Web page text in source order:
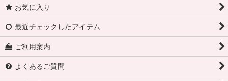
お気に入り
最近チェックしたアイテム
ご利用案内
よくあるご質問